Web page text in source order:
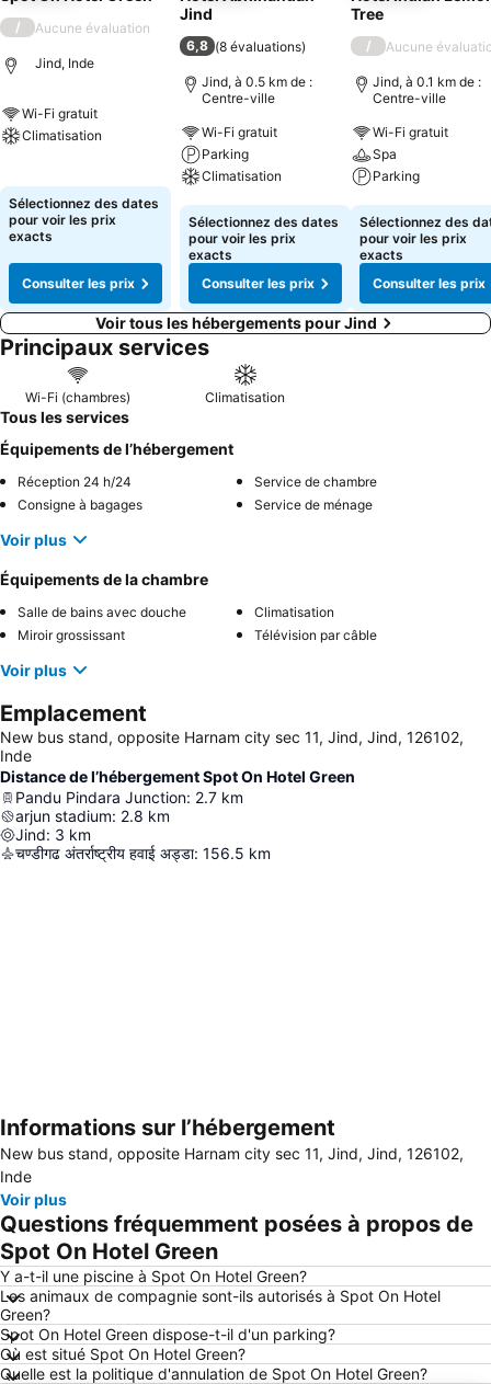
/ Aucune évaluation
Jind, Inde
Wi-Fi gratuit
Climatisation
Sélectionnez des dates
pour voir les prix
exacts
Consulter les prix
Jind
6,8 (8 évaluations)
Jind, à 0.5 km de :
Centre-ville
Wi-Fi gratuit
Parking
Climatisation
Consulter les prix
Sélectionnez des dates
pour voir les prix
exacts
Consulter les prix
Tree
/ Aucune
Jind, à 0.1 km de :
Centre-ville
Wi-Fi gratuit
Spa
Parking
Consulter les
Sélectionnez des
pour voir les prix
exacts
Consulter les prix
Voir tous les hébergements pour Jind
Principaux services
Wi-Fi (chambres) Climatisation
Tous les services
Équipements de l’hébergement
Réception 24 h/24
Service de chambre
Consigne à bagages
Service de ménage
Voir plus
Équipements de la chambre
Salle de bains avec douche
Climatisation
Miroir grossissant
Télévision par câble
Voir plus
Emplacement
New bus stand, opposite Harnam city sec 11, Jind, Jind, 126102,
Inde
Distance de l’hébergement Spot On Hotel Green
Pandu Pindara Junction: 2.7 km
arjun stadium: 2.8 km
Jind: 3 km
चण्डीगढ अंतर्राष्ट्रीय हवाई अड्डा: 156.5 km
Agrandir la carte
Informations sur l’hébergement
New bus stand, opposite Harnam city sec 11, Jind, Jind, 126102,
Inde
Voir plus
Questions fréquemment posées à propos de
Spot On Hotel Green
Y a-t-il une piscine à Spot On Hotel Green?
Les animaux de compagnie sont-ils autorisés à Spot On Hotel
Green?
Spot On Hotel Green dispose-t-il d'un parking?
Où est situé Spot On Hotel Green?
Quelle est la politique d'annulation de Spot On Hotel Green?